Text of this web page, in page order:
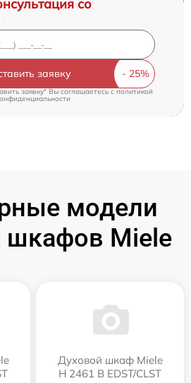
со
заявку
заявку" Вы соглашаетесь cполитикой
модели
шкафов Miele
Духовой шкаф Miele
H 2461 B EDST/CLST